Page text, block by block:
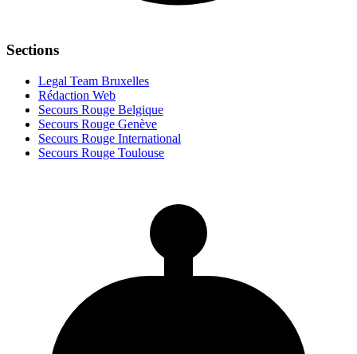
Sections
Legal Team Bruxelles
Rédaction Web
Secours Rouge Belgique
Secours Rouge Genève
Secours Rouge International
Secours Rouge Toulouse